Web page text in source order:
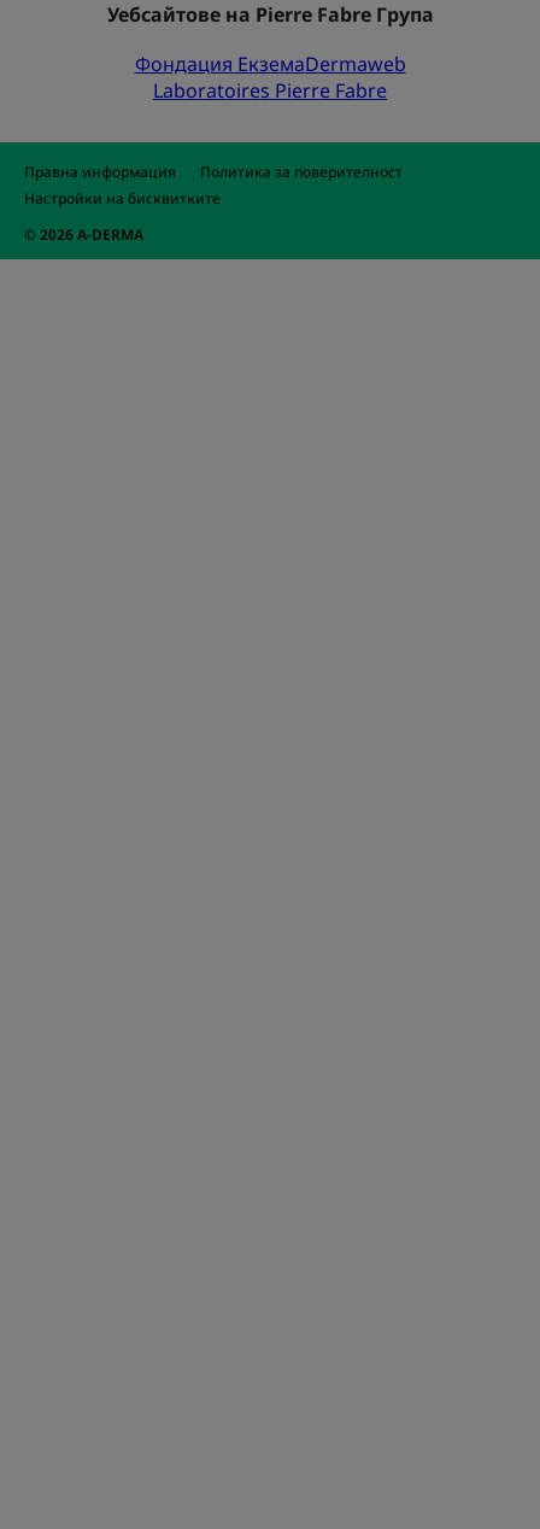
Уебсайтове на Pierre Fabre Група
Фондация ЕкземаDermaweb
Laboratoires Pierre Fabre
Правна информация
Политика за поверителност
Настройки на бисквитките
© 2026 A-DERMA